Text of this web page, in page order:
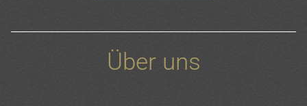
Über uns